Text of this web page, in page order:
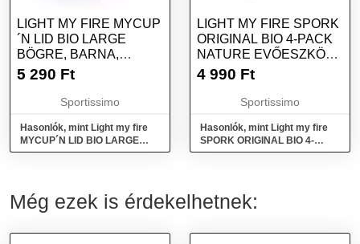
LIGHT MY FIRE MYCUP
´N LID BIO LARGE
BÖGRE, BARNA,
MÉRET
5 290 Ft
Sportissimo
Hasonlók, mint Light my fire
MYCUP´N LID BIO LARGE
Bögre, barna, méret
LIGHT MY FIRE SPORK
ORIGINAL BIO 4-PACK
NATURE EVŐESZKÖZ,
SÖTÉTZÖLD, MÉRET
4 990 Ft
Sportissimo
Hasonlók, mint Light my fire
SPORK ORIGINAL BIO 4-
PACK NATURE Evőeszköz,
Még ezek is érdekelhetnek: